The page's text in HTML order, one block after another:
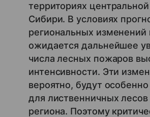
территориях
Сибири. В условиях
региональных изменений
ожидается дальнейшее
числа лесных пожаров
интенсивности. Эти
вероятно, будут
для лиственничных лесов
региона. Поэтому